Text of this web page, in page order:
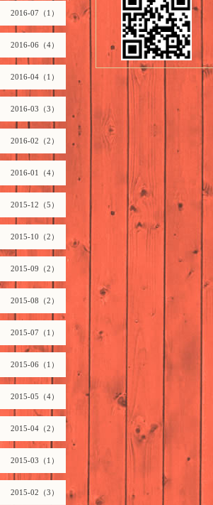
2016-07（1）
2016-06（4）
2016-04（1）
2016-03（3）
2016-02（2）
2016-01（4）
2015-12（5）
2015-10（2）
2015-09（2）
2015-08（2）
2015-07（1）
2015-06（1）
2015-05（4）
2015-04（2）
2015-03（1）
2015-02（3）